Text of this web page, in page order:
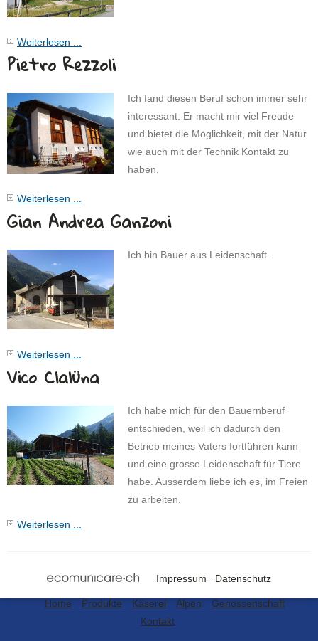
Weiterlesen ...
Pietro Rezzoli
Ich fand diesen Beruf schon immer sehr
interessant. Er macht mir viel Freude
und bietet die Möglichkeit, mit der Natur
wie auch mit der Technik Kontakt zu
haben.
Weiterlesen ...
Gian Andrea Ganzoni
Ich bin Bauer aus Leidenschaft.
Weiterlesen ...
Vico Clalüna
Ich habe mich für den Bauernberuf
entschieden, weil ich dadurch den
Betrieb meines Vaters fortführen kann
und eine grosse Leidenschaft für Tiere
habe. Ausserdem liebe ich es, im Freien
zu arbeiten.
Weiterlesen ...
Impressum Datenschutz
Home Produkte Käserei Alpen
Genossenschaft
Kontakt